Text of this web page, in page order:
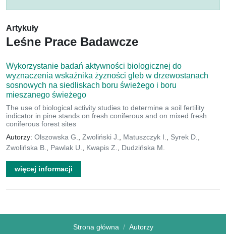
Artykuły
Leśne Prace Badawcze
Wykorzystanie badań aktywności biologicznej do
wyznaczenia wskaźnika żyzności gleb w drzewostanach
sosnowych na siedliskach boru świeżego i boru
mieszanego świeżego
The use of biological activity studies to determine a soil fertility
indicator in pine stands on fresh coniferous and on mixed fresh
coniferous forest sites
Autorzy: Olszowska G. Zwoliński J. Matuszczyk I. Syrek D.
Zwolińska B.
Pawlak U. Kwapis Z. Dudzińska M.
więcej informacji
Strona główna
Autorzy